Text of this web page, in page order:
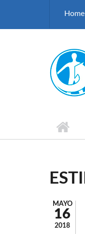
Home
MAYO
16
2018